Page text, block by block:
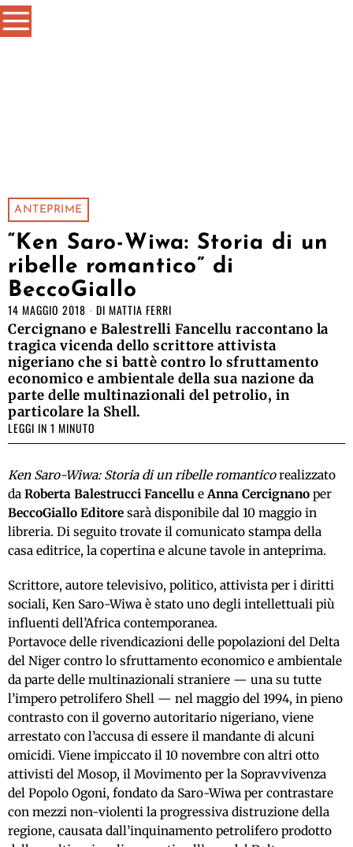
ANTEPRIME
“Ken Saro-Wiwa: Storia di un
ribelle romantico” di
BeccoGiallo
14 MAGGIO 2018 DI MATTIA FERRI
Cercignano e Balestrelli Fancellu raccontano la
tragica vicenda dello scrittore attivista
nigeriano che si battè contro lo sfruttamento
economico e ambientale della sua nazione da
parte delle multinazionali del petrolio, in
particolare la Shell.
LEGGI IN 1 MINUTO
Ken Saro-Wiwa: Storia di un ribelle romanticorealizzato
da Roberta Balestrucci Fancellu eAnna Cercignano per
BeccoGiallo Editore sarà disponibile dal 10 maggio in
libreria. Di seguito trovate il comunicato stampa della
casa editrice, la copertina e alcune tavole in anteprima.
Scrittore, autore televisivo, politico, attivista per i diritti
sociali, Ken Saro-Wiwa è stato uno degli intellettuali più
influenti dell’Africa contemporanea.
Portavoce delle rivendicazioni delle popolazioni del Delta
del Niger contro lo sfruttamento economico e ambientale
da parte delle multinazionali straniere — una su tutte
l’impero petrolifero Shell — nel maggio del 1994, in pieno
contrasto con il governo autoritario nigeriano, viene
arrestato con l’accusa di essere il mandante di alcuni
omicidi. Viene impiccato il 10 novembre con altri otto
attivisti del Mosop, il Movimento per la Sopravvivenza
del Popolo Ogoni, fondato da Saro-Wiwa per contrastare
con mezzi non-violenti la progressiva distruzione della
regione, causata dall’inquinamento petrolifero prodotto